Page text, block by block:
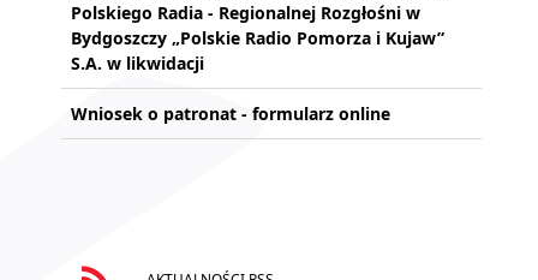
Polskiego Radia - Regionalnej Rozgłośni w
Bydgoszczy „Polskie Radio Pomorza i Kujaw”
S.A. w likwidacji
Wniosek o patronat - formularz online